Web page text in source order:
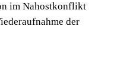
im Nahostkonflikt
der